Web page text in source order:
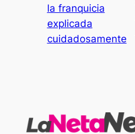
la franquicia
explicada
cuidadosamente